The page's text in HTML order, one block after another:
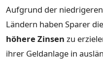
Aufgrund der
Ländern haben Sparer
höhere Zinsen zu
ihrer Geldanlage in